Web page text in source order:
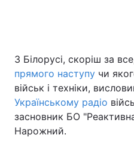
З Білорусі, скоріш за
прямого наступу чи
військ і техніки,
Українському радіо
засновник БО
Нарожний.